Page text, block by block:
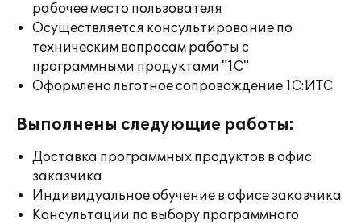
рабочее место пользователя
Осуществляется консультирование по
техническим вопросам работы с
программными продуктами "1С"
Оформлено льготное сопровождение 1С:ИТС
Выполнены следующие работы:
Доставка программных продуктов в офис
заказчика
Индивидуальное обучение в офисе заказчика
Консультации по выбору программного